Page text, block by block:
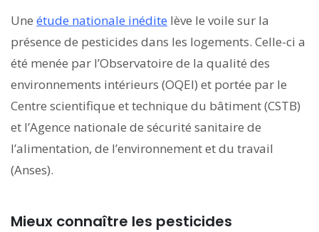
Une étude nationale inédite lève le voile sur la
présence de pesticides dans les logements. Celle-ci a
été menée par l’Observatoire de la qualité des
environnements intérieurs (OQEI) et portée par le
Centre scientifique et technique du bâtiment (CSTB)
et l’Agence nationale de sécurité sanitaire de
l’alimentation, de l’environnement et du travail
(Anses).
Mieux connaître les pesticides